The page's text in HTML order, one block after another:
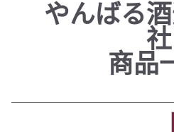
やんばる
社
商品